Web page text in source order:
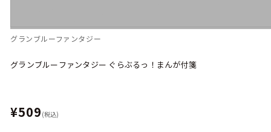
グランブルーファンタジー
グランブルーファンタジー ぐらぶるっ！まんが付箋
¥509 (税込)